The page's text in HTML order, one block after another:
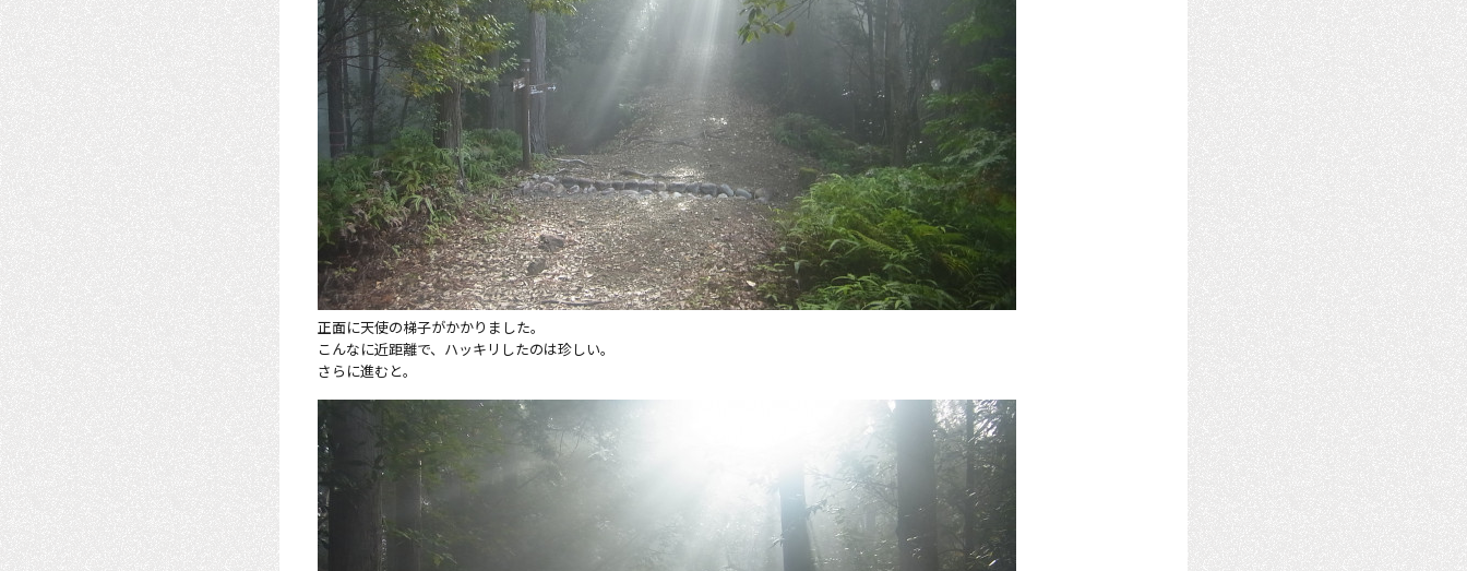
正面に天使の梯子がかかりました。
こんなに近距離で、ハッキリしたのは珍しい。
さらに進むと。